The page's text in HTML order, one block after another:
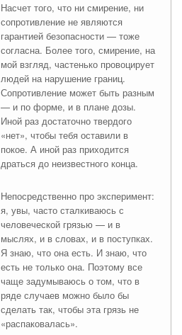
Насчет того, что ни смирение, ни
сопротивление не являются
гарантией безопасности — тоже
согласна. Более того, смирение, на
мой взгляд, частенько провоцирует
людей на нарушение границ.
Сопротивление может быть разным
— и по форме, и в плане дозы.
Иной раз достаточно твердого
«нет», чтобы тебя оставили в
покое. А иной раз приходится
драться до неизвестного конца.
Непосредственно про эксперимент:
я, увы, часто сталкиваюсь с
человеческой грязью — и в
мыслях, и в словах, и в поступках.
Я знаю, что она есть. И знаю, что
есть не только она. Поэтому все
чаще задумываюсь о том, что в
ряде случаев можно было бы
сделать так, чтобы эта грязь не
«распаковалась».